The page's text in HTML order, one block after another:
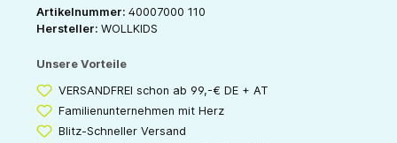
Artikelnummer: 40007000 110
Hersteller: WOLLKIDS
Unsere Vorteile
VERSANDFREI schon ab 99,-€ DE + AT
Familienunternehmen mit Herz
Blitz-Schneller Versand